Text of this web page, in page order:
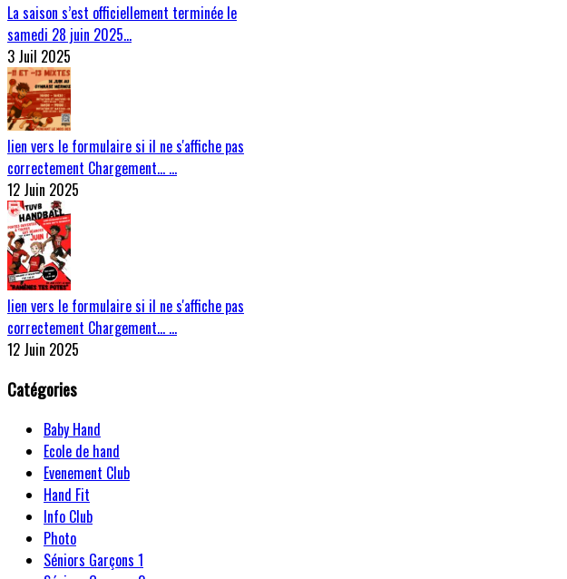
La saison s’est officiellement terminée le
samedi 28 juin 2025…
3 Juil 2025
lien vers le formulaire si il ne s'affiche pas
correctement Chargement… …
12 Juin 2025
lien vers le formulaire si il ne s'affiche pas
correctement Chargement… …
12 Juin 2025
Catégories
Baby Hand
Ecole de hand
Evenement Club
Hand Fit
Info Club
Photo
Séniors Garçons 1